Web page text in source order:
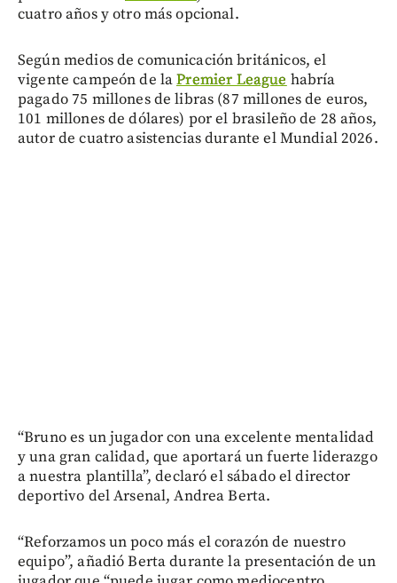
cuatro años y otro más opcional.
Según medios de comunicación británicos, el
vigente campeón de laPremier League habría
pagado 75 millones de libras (87 millones de euros,
101 millones de dólares) por el brasileño de 28 años,
autor de cuatro asistencias durante el Mundial 2026.
“Bruno es un jugador con una excelente mentalidad
y una gran calidad, que aportará un fuerte liderazgo
a nuestra plantilla”, declaró el sábado el director
deportivo del Arsenal, Andrea Berta.
“Reforzamos un poco más el corazón de nuestro
equipo”, añadió Berta durante la presentación de un